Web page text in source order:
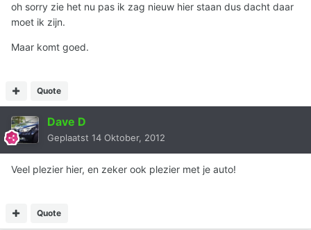
oh sorry zie het nu pas ik zag nieuw hier staan dus dacht daar
moet ik zijn.
Maar komt goed.
Quote
Dave D
Geplaatst 14 Oktober, 2012
Veel plezier hier, en zeker ook plezier met je auto!
Quote